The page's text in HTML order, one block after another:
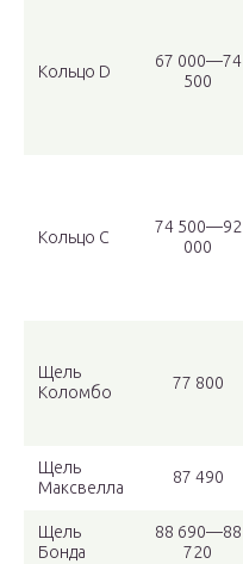
Кольцо D
67 000—74
500
Кольцо C
74 500—92
000
Щель
Коломбо
77 800
Щель
Максвелла
87 490
Щель
Бонда
88 690—88
720